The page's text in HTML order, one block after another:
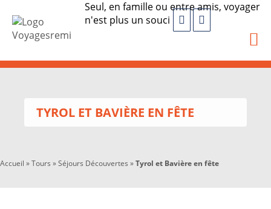
Seul, en famille ou entre amis, voyager
n'est plus un souci
TYROL ET BAVIÈRE EN FÊTE
Accueil »Tours »Séjours Découvertes »Tyrol et Bavière en fête